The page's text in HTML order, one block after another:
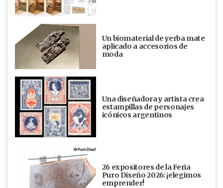
Un biomaterial de yerba mate
aplicado a accesorios de
moda
Una diseñadora y artista crea
estampillas de personajes
icónicos argentinos
26 expositores de la Feria
Puro Diseño 2026: ¡elegimos
emprender!